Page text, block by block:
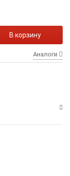
Аналоги
В корзину